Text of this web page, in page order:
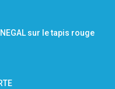
sur le tapis rouge